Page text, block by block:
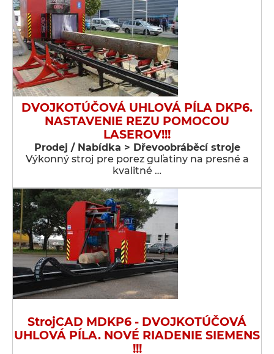
DVOJKOTÚČOVÁ UHLOVÁ PÍLA DKP6.
NASTAVENIE REZU POMOCOU
LASEROV!!!
Prodej / Nabídka > Dřevoobráběcí stroje
Výkonný stroj pre porez guľatiny na presné a
kvalitné …
StrojCAD MDKP6 - DVOJKOTÚČOVÁ
UHLOVÁ PÍLA. NOVÉ RIADENIE SIEMENS
!!!